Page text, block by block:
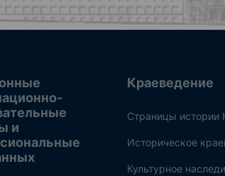
и
Краеведение
Страницы истории
Историческое
Культурное